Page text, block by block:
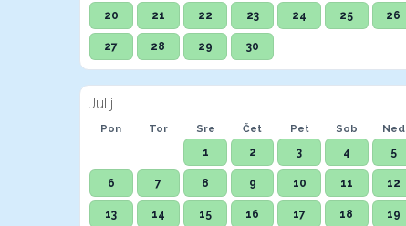
20 21 22 23 24 25 26
27 28 29 30
Julij
Pon Tor Sre Čet Pet Sob Ned
1 2 3 4 5
6 7 8 9 10 11 12
13 14 15 16 17 18 19